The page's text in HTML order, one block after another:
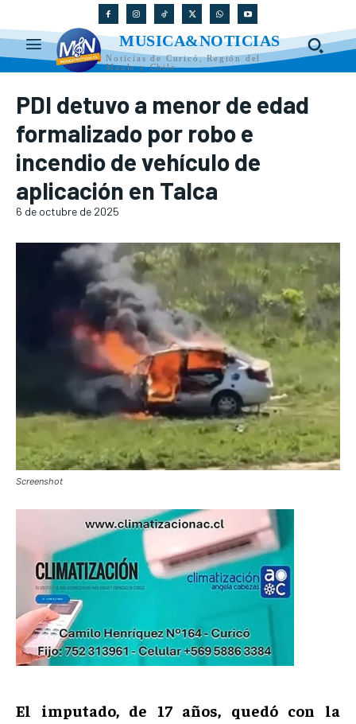
MUSICA&NOTICIAS
Noticias de Curicó, Región del
Maule y Chile
PDI detuvo a menor de edad
formalizado por robo e
incendio de vehículo de
aplicación en Talca
6 de octubre de 2025
Screenshot
El imputado, de 17 años, quedó con la